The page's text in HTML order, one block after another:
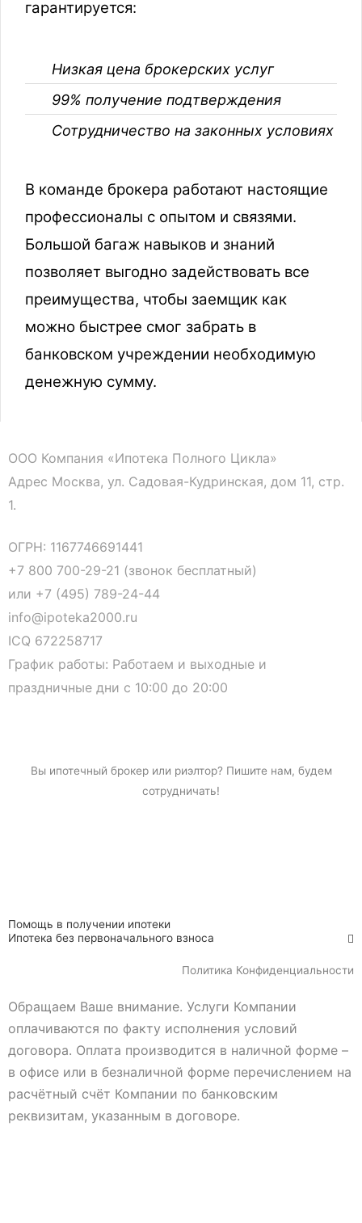
гарантируется:
Низкая цена брокерских услуг
99% получение подтверждения
Сотрудничество на законных условиях
В команде брокера работают настоящие
профессионалы с опытом и связями.
Большой багаж навыков и знаний
позволяет выгодно задействовать все
преимущества, чтобы заемщик как
можно быстрее смог забрать в
банковском учреждении необходимую
денежную сумму.
ООО Компания «Ипотека Полного Цикла»
Адрес Москва, ул. Садовая-Кудринская, дом 11, стр.
1.
ОГРН: 1167746691441
+7 800 700-29-21 (звонок бесплатный)
или +7 (495) 789-24-44
info@ipoteka2000.ru
ICQ 672258717
График работы: Работаем и выходные и
праздничные дни с 10:00 до 20:00
Вы ипотечный брокерили риэлтор? Пишите нам, будем
сотрудничать!
Помощь в получении ипотеки
Ипотека без первоначального взноса
Политика Конфиденциальности
Обращаем Ваше внимание. Услуги Компании
оплачиваются по факту исполнения условий
договора. Оплата производится в наличной форме –
в офисе или в безналичной форме перечислением на
расчётный счёт Компании по банковским
реквизитам, указанным в договоре.